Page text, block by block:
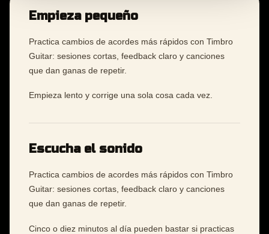
Empieza pequeño
Practica cambios de acordes más rápidos con Timbro
Guitar: sesiones cortas, feedback claro y canciones
que dan ganas de repetir.
Empieza lento y corrige una sola cosa cada vez.
Escucha el sonido
Practica cambios de acordes más rápidos con Timbro
Guitar: sesiones cortas, feedback claro y canciones
que dan ganas de repetir.
Cinco o diez minutos al día pueden bastar si practicas